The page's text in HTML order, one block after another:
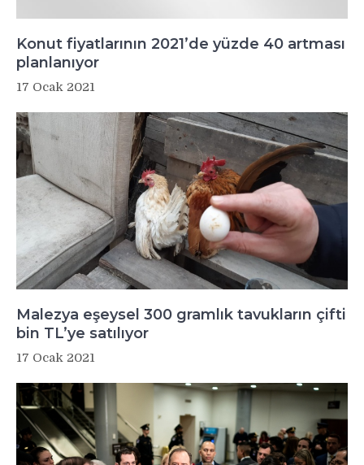
Konut fiyatlarının 2021’de yüzde 40 artması
planlanıyor
17 Ocak 2021
Malezya eşeysel 300 gramlık tavukların çifti
bin TL’ye satılıyor
17 Ocak 2021